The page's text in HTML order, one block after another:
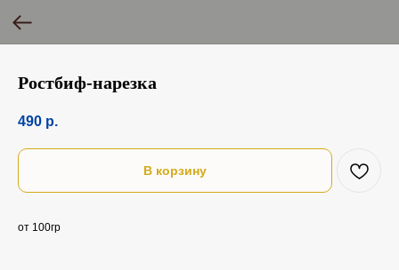
Ростбиф-нарезка
490 р.
В корзину
от 100гр